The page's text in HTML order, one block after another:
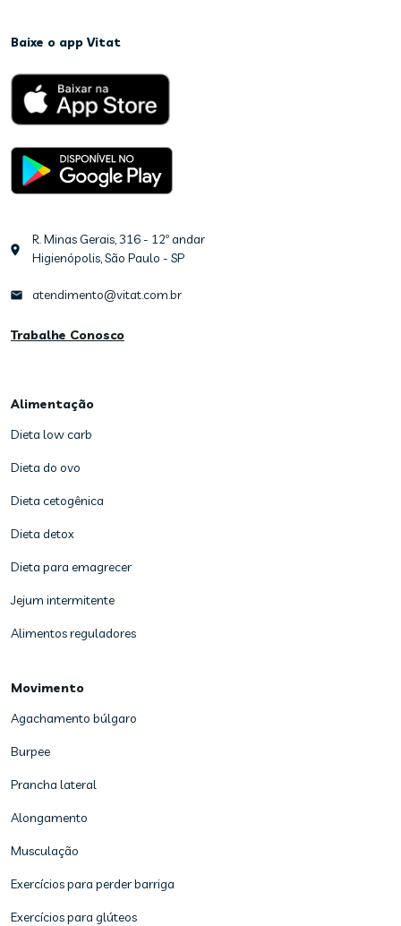
Baixe o app Vitat
R. Minas Gerais, 316 - 12º andar
Higienópolis, São Paulo - SP
atendimento@vitat.com.br
Trabalhe Conosco
Alimentação
Dieta low carb
Dieta do ovo
Dieta cetogênica
Dieta detox
Dieta para emagrecer
Jejum intermitente
Alimentos reguladores
Movimento
Agachamento búlgaro
Burpee
Prancha lateral
Alongamento
Musculação
Exercícios para perder barriga
Exercícios para glúteos